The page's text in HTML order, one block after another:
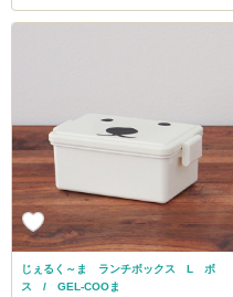
じぇるく～ま ランチボックス L ボ
ス / GEL-COOま